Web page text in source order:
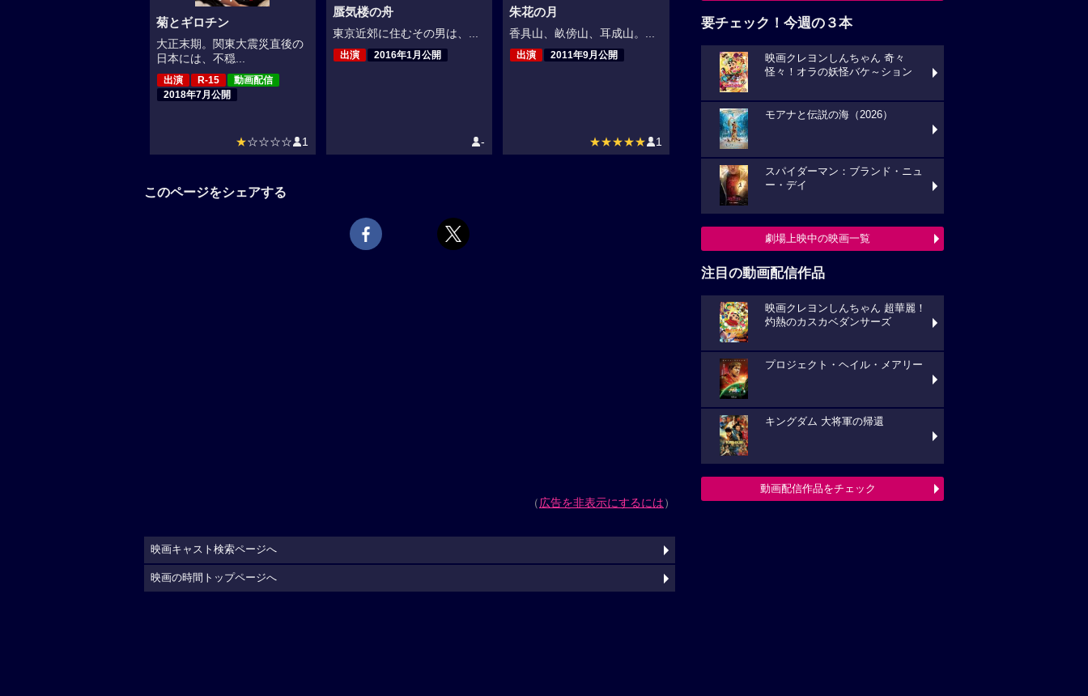
菊とギロチン
大正末期。関東大震災直後の
日本には、不穏...
出演 R-15
動画配信
2018年7月公開
★☆☆☆☆ 1
蜃気楼の舟
東京近郊に住むその男は、...
出演 2016年1月公開
-
朱花の月
香具山、畝傍山、耳成山。...
出演 2011年9月公開
★★★★★ 1
このページをシェアする
（広告を非表示にするには）
要チェック！今週の３本
映画クレヨンしんちゃん 奇々
怪々！オラの妖怪バケ～ション
モアナと伝説の海（2026）
スパイダーマン：ブランド・ニュ
ー・デイ
劇場上映中の映画一覧
注目の動画配信作品
映画クレヨンしんちゃん 超華麗！
灼熱のカスカベダンサーズ
プロジェクト・ヘイル・メアリー
キングダム 大将軍の帰還
動画配信作品をチェック
映画キャスト検索ページへ
映画の時間トップページへ